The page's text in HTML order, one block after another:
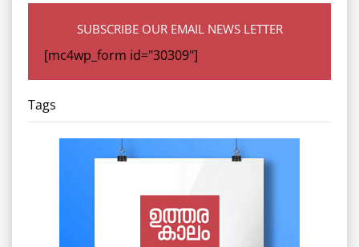
SUBSCRIBE OUR EMAIL NEWS LETTER
[mc4wp_form id="30309"]
Tags